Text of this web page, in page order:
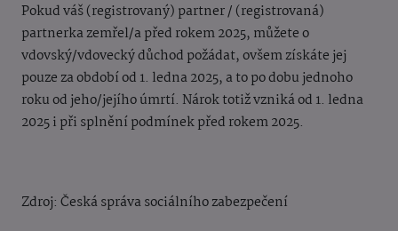
Pokud váš (registrovaný) partner / (registrovaná)
partnerka zemřel/a před rokem 2025, můžete o
vdovský/vdovecký důchod požádat, ovšem získáte jej
pouze za období od 1. ledna 2025, a to po dobu jednoho
roku od jeho/jejího úmrtí. Nárok totiž vzniká od 1. ledna
2025 i při splnění podmínek před rokem 2025.
Zdroj: Česká správa sociálního zabezpečení